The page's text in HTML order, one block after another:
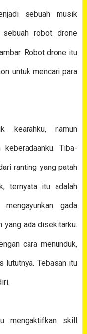
sebuah musik
robot drone
Robot drone itu
untuk mencari para
kearahku, namun
Tiba-
ranting yang patah
ternyata itu adalah
gada
yang ada disekitarku.
cara menunduk,
lututnya. Tebasan itu
mengaktifkan skill